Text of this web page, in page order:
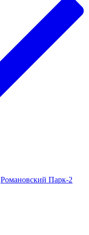
Романовский Парк-2